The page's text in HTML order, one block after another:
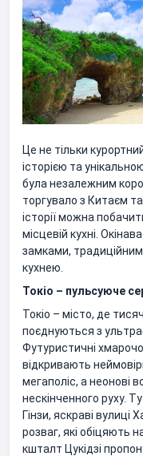
Це не тільки
історією та
була незалежним
торгувало з Китаєм та
історії можна
місцевій кухні.
замками,
кухнею.
Токіо – пульсуюче
Токіо – місто, де
поєднуються з
Футуристичні
відкривають
мегаполіс, а неонові
нескінченного руху.
Гінзи, яскраві вулиці
розваг, які обіцяють
кшталт Цукідзі